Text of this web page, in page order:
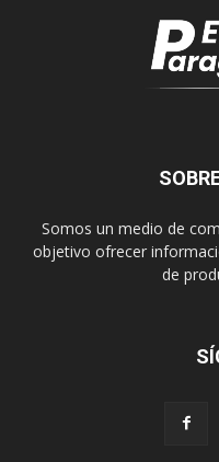
Somos un medio de
objetivo ofrecer
de